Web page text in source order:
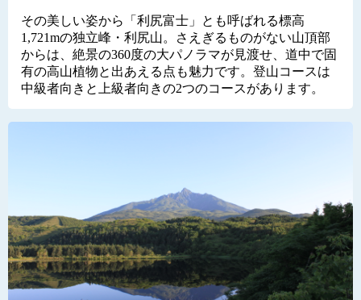
その美しい姿から「利尻富士」とも呼ばれる標高
1,721mの独立峰・利尻山。さえぎるものがない山頂部
からは、絶景の360度の大パノラマが見渡せ、道中で固
有の高山植物と出あえる点も魅力です。登山コースは
中級者向きと上級者向きの2つのコースがあります。